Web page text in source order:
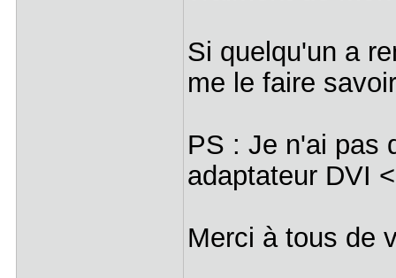
Si quelqu'un a
me le faire
PS : Je n'ai pas
adaptateur DVI
Merci à tous de